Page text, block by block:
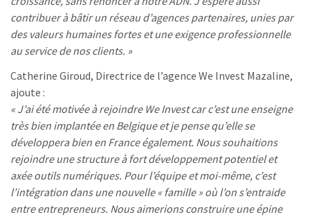
contribuer à bâtir un réseau d’agences partenaires, unies par
des valeurs humaines fortes et une exigence professionnelle
au service de nos clients. »
Catherine Giroud, Directrice de l’agence We Invest Mazaline,
ajoute :
« J’ai été motivée à rejoindre We Invest car c’est une enseigne
très bien implantée en Belgique et je pense qu’elle se
développera bien en France également. Nous souhaitions
rejoindre une structure à fort développement potentiel et
axée outils numériques. Pour l’équipe et moi-même, c’est
l’intégration dans une nouvelle « famille » où l’on s’entraide
entre entrepreneurs. Nous aimerions construire une épine